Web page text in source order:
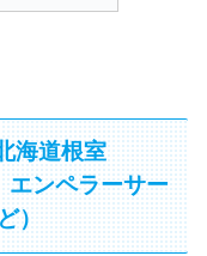
海道根室
エンペラーサー
）